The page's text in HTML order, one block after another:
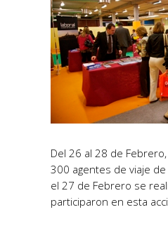
Del 26 al 28 de
300 agentes de viaje
el 27 de Febrero se
participaron en esta